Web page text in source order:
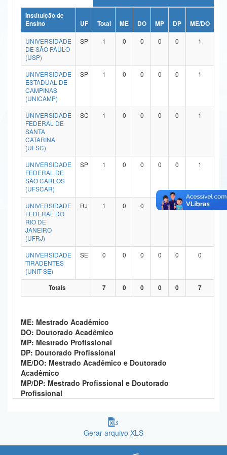
Ministério da Ciência, Tecnologia, Inovações e Comunicações
Ministério do Meio Ambiente
Ministério do Turismo
Ministério do Desenvolvimento Regional
Controladoria-Geral da União
Ministério da Mulher, da Família e dos Direitos Humanos
Secretaria-Geral
Secretaria de Governo
Gabinete de Segurança Institucional
Advocacia-Geral da União
Banco Central do Brasil
Instituição de
Ensino
UF Total ME DO MP DP ME/DO
UNIVERSIDADE
DE SÃO PAULO
(USP)
SP 1 0 0 0 0 1
UNIVERSIDADE
ESTADUAL DE
CAMPINAS
(UNICAMP)
SP 1 0 0 0 0 1
UNIVERSIDADE
FEDERAL DE
SANTA
CATARINA
(UFSC)
SC 1 0 0 0 0 1
UNIVERSIDADE
FEDERAL DE
SÃO CARLOS
(UFSCAR)
SP 1 0 0 0 0 1
UNIVERSIDADE
FEDERAL DO
RIO DE
JANEIRO
(UFRJ)
RJ 1 0 0 0 0 1
UNIVERSIDADE
TIRADENTES
(UNIT-SE)
SE 0 0 0 0 0 0
Totais 7 0 0 0 0 7
ME: Mestrado Acadêmico
DO: Doutorado Acadêmico
MP: Mestrado Profissional
DP: Doutorado Profissional
ME/DO: Mestrado Acadêmico e Doutorado
Acadêmico
MP/DP: Mestrado Profissional e Doutorado
Profissional
Gerar arquivo XLS